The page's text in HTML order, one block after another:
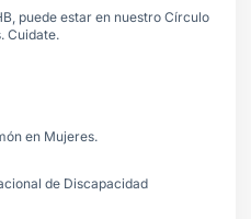
puede estar en nuestro Círculo
Cuidate.
en Mujeres.
de Discapacidad